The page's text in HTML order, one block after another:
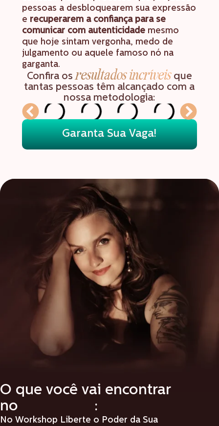
pessoas a desbloquearem sua expressão
e recuperarem a confiança para se
comunicar com autenticidademesmo
que hoje sintam vergonha, medo de
julgamento ou aquele famoso nó na
garganta.
Confira os resultados incríveisque
tantas pessoas têm alcançado com a
nossa metodologia:
Garanta Sua Vaga!
O que você vai encontrar
no Workshop :
No Workshop Liberte o Poder da Sua